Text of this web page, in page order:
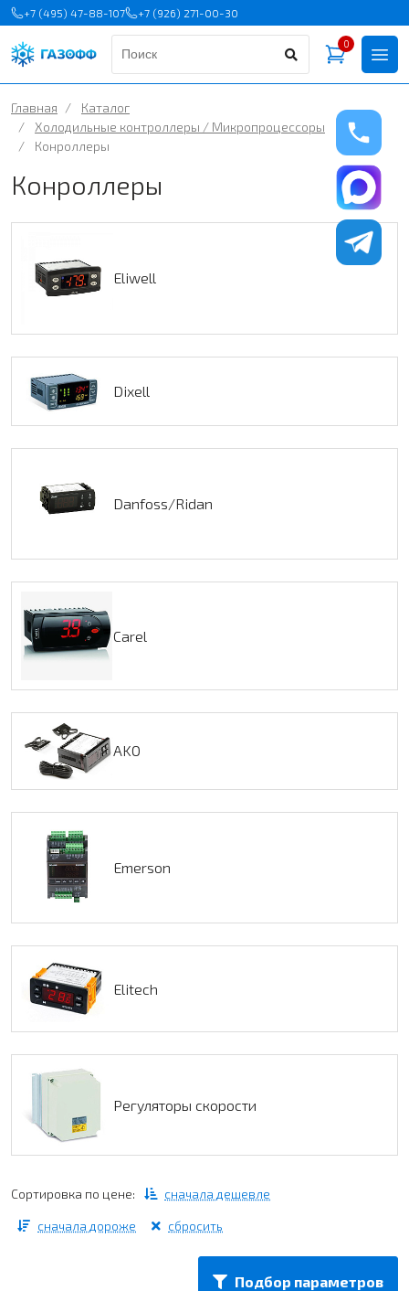
+7 (495) 47-88-107 +7 (926) 271-00-30
0
Главная /
Каталог
/
Холодильные контроллеры / Микропроцессоры
/
Конроллеры
Конроллеры
Eliwell
Dixell
Danfoss/Ridan
Carel
AKO
Emerson
Elitech
Регуляторы скорости
Сортировка по цене: сначала дешевле
сначала дороже сбросить
Подбор параметров